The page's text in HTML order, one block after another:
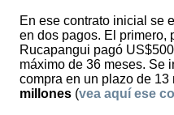
En ese contrato inicial se
en dos pagos. El primero,
Rucapangui pagó
máximo de 36 meses. Se
compra en un plazo de
millones (vea aquí ese